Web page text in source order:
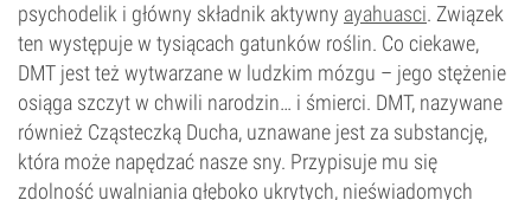
psychodelik i główny składnik aktywny ayahuasci. Związek
ten występuje w tysiącach gatunków roślin. Co ciekawe,
DMT jest też wytwarzane w ludzkim mózgu – jego stężenie
osiąga szczyt w chwili narodzin… i śmierci. DMT, nazywane
również Cząsteczką Ducha, uznawane jest za substancję,
która może napędzać nasze sny. Przypisuje mu się
zdolność uwalniania głęboko ukrytych, nieświadomych